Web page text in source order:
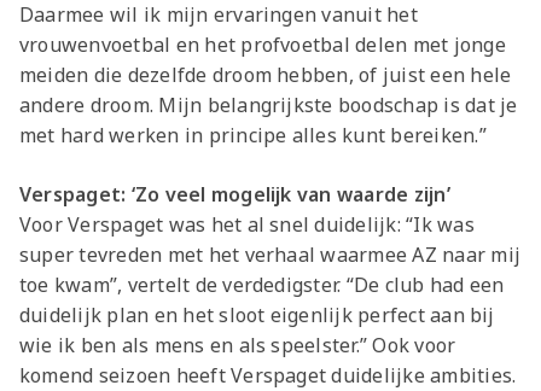
Daarmee wil ik mijn ervaringen vanuit het
vrouwenvoetbal en het profvoetbal delen met jonge
meiden die dezelfde droom hebben, of juist een hele
andere droom. Mijn belangrijkste boodschap is dat je
met hard werken in principe alles kunt bereiken.”
Verspaget: ‘Zo veel mogelijk van waarde zijn’
Voor Verspaget was het al snel duidelijk: “Ik was
super tevreden met het verhaal waarmee AZ naar mij
toe kwam”, vertelt de verdedigster. “De club had een
duidelijk plan en het sloot eigenlijk perfect aan bij
wie ik ben als mens en als speelster.” Ook voor
komend seizoen heeft Verspaget duidelijke ambities.